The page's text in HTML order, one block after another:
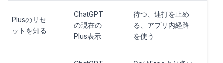
Plusのリセ
ットを知る
ChatGPT
の現在の
Plus表示
待つ、連打を止め
る、アプリ内経路
を使う